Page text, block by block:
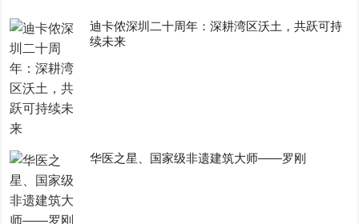
迪卡侬深圳二十周年：深耕湾区沃土，共跃可持
续未来
华医之星、国家级非遗建筑大师——罗刚